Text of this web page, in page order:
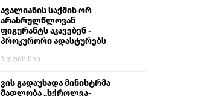
გიგა ავალიანს“
ავალიანის საქმის ორ
არასრულწლოვან
ფიგურანტს აკავებენ -
პროკურორი ადასტურებს
3 დღის წინ
ვის გადაუხადა მინისტრმა
მადლობა „სქროლვა-